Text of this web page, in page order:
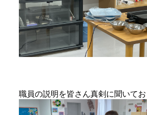
職員の説明を皆さん真剣に聞いて